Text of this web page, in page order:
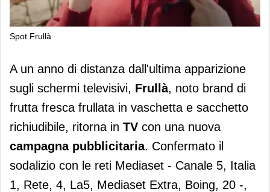
Spot Frullà
Frullà torna in tv
A un anno di distanza dall'ultima apparizione
sugli schermi televisivi, Frullà, noto brand di
frutta fresca frullata in vaschetta e sacchetto
richiudibile, ritorna in TV con una nuova
campagna pubblicitaria. Confermato il
sodalizio con le reti Mediaset - Canale 5, Italia
1, Rete, 4, La5, Mediaset Extra, Boing, 20 -,